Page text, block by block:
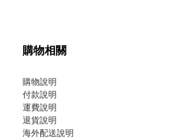
購物相關
購物說明
付款說明
運費說明
退貨說明
海外配送說明